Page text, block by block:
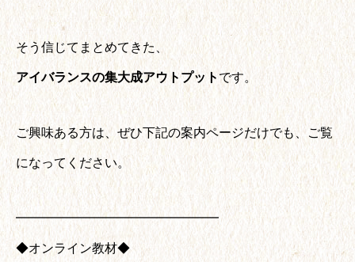
そう信じてまとめてきた、
アイバランスの集大成アウトプット です。
ご興味ある方は、ぜひ下記の案内ページだけでも、ご覧
になってください。
━━━━━━━━━━━━━━━━
◆オンライン教材◆